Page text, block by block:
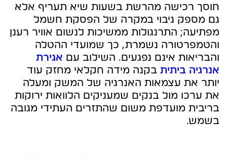
חוסך רכישה מהרשת בשעות שיא תעריף אלא
גם מספק גיבוי במקרה של הפסקת חשמל
מפתיעה; התרנגולות ממשיכות לנשום אוויר רענן
והטמפרטורה נשמרת, כך שמועדי ההטלה
והבריאות אינם נפגעים. השילוב עם אגירת
אנרגיה ביתית בקנה מידה חקלאי מחזק עוד
יותר את עצמאות האנרגיה של המשק ומעלה
את ערכו מול בנקים שמעניקים הלוואות ירוקות
בריבית מועדפת משום שהתזרים העתידי מגובה
בשמש.